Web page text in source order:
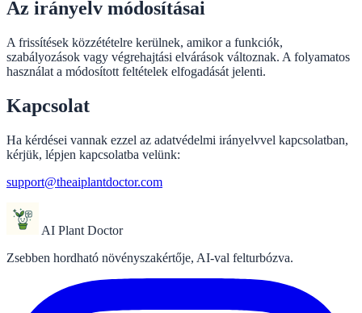
Az irányelv módosításai
A frissítések közzétételre kerülnek, amikor a funkciók,
szabályozások vagy végrehajtási elvárások változnak. A folyamatos
használat a módosított feltételek elfogadását jelenti.
Kapcsolat
Ha kérdései vannak ezzel az adatvédelmi irányelvvel kapcsolatban,
kérjük, lépjen kapcsolatba velünk:
support@theaiplantdoctor.com
AI Plant Doctor
Zsebben hordható növényszakértője, AI-val felturbózva.